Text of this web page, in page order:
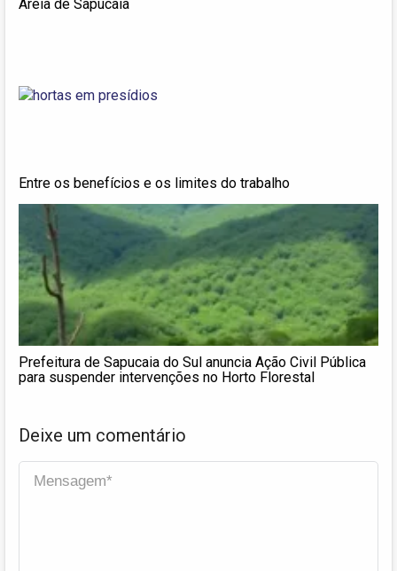
Areia de Sapucaia
Entre os benefícios e os limites do trabalho
Prefeitura de Sapucaia do Sul anuncia Ação Civil Pública
para suspender intervenções no Horto Florestal
Deixe um comentário